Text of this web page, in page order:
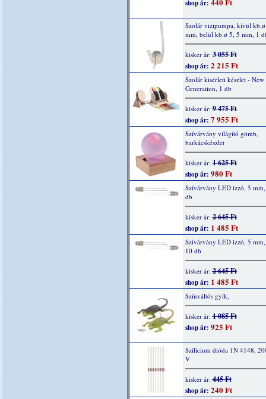
shop ár:
Szolár vizipumpa, kívül
mm, belül kb.ø 5, 5 mm, 1
kisker ár:3 055 Ft
shop ár: 2 215 Ft
Szolár kisérleti készlet - New
Generation, 1 db
kisker ár:9 475 Ft
shop ár: 7 955 Ft
Szívárvány világító gömb,
barkácskészlet
kisker ár:1 625 Ft
shop ár: 980 Ft
Szívárvány LED izzó, 5 mm,
db
kisker ár:2 645 Ft
shop ár: 1 485 Ft
Szívárvány LED izzó, 5
10 db
kisker ár:2 645 Ft
shop ár: 1 485 Ft
Színváltós gyík,
kisker ár:1 085 Ft
shop ár: 925 Ft
Szilícium dióda 1N 4148,
V
kisker ár:445 Ft
shop ár: 240 Ft